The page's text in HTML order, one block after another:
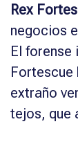
Rex
negocios
El forense
Fortescue
extraño
tejos, que